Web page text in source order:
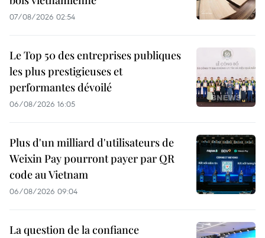
07/08/2026 02:54
Le Top 50 des entreprises publiques
les plus prestigieuses et
performantes dévoilé
06/08/2026 16:05
Plus d'un milliard d'utilisateurs de
Weixin Pay pourront payer par QR
code au Vietnam
06/08/2026 09:04
La question de la confiance